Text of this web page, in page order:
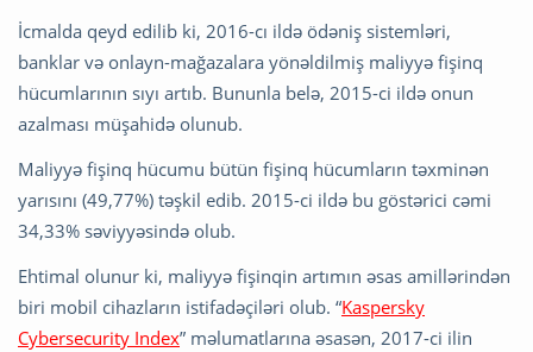
İcmalda qeyd edilib ki, 2016-cı ildə ödəniş sistemləri,
banklar və onlayn-mağazalara yönəldilmiş maliyyə fişinq
hücumlarının sıyı artıb. Bununla belə, 2015-ci ildə onun
azalması müşahidə olunub.
Maliyyə fişinq hücumu bütün fişinq hücumların təxminən
yarısını (49,77%) təşkil edib. 2015-ci ildə bu göstərici cəmi
34,33% səviyyəsində olub.
Ehtimal olunur ki, maliyyə fişinqin artımın əsas amillərindən
biri mobil cihazların istifadəçiləri olub. “Kaspersky
Cybersecurity Index” məlumatlarına əsasən, 2017-ci ilin